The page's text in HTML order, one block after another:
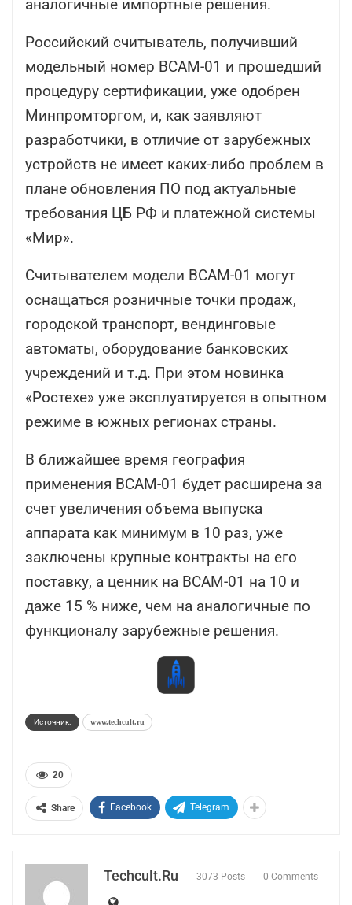
аналогичные импортные решения.
Российский считыватель, получивший
модельный номер ВСАМ-01 и прошедший
процедуру сертификации, уже одобрен
Минпромторгом, и, как заявляют
разработчики, в отличие от зарубежных
устройств не имеет каких-либо проблем в
плане обновления ПО под актуальные
требования ЦБ РФ и платежной системы
«Мир».
Считывателем модели ВСАМ-01 могут
оснащаться розничные точки продаж,
городской транспорт, вендинговые
автоматы, оборудование банковских
учреждений и т.д. При этом новинка
«Ростехе» уже эксплуатируется в опытном
режиме в южных регионах страны.
В ближайшее время география
применения ВСАМ-01 будет расширена за
счет увеличения объема выпуска
аппарата как минимум в 10 раз, уже
заключены крупные контракты на его
поставку, а ценник на ВСАМ-01 на 10 и
даже 15 % ниже, чем на аналогичные по
функционалу зарубежные решения.
Источник: www.techcult.ru
20
Share Facebook Telegram
Techcult.ru 3073 Posts 0 Comments